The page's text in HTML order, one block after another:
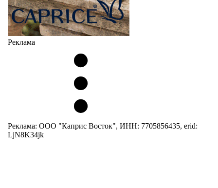
Реклама
Реклама: ООО "Каприс Восток", ИНН: 7705856435, erid:
LjN8K34jk